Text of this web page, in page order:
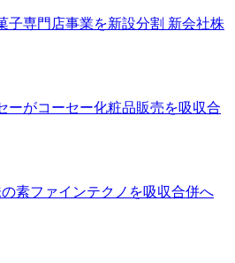
子専門店事業を新設分割 新会社株
ーがコーセー化粧品販売を吸収合
素ファインテクノを吸収合併へ